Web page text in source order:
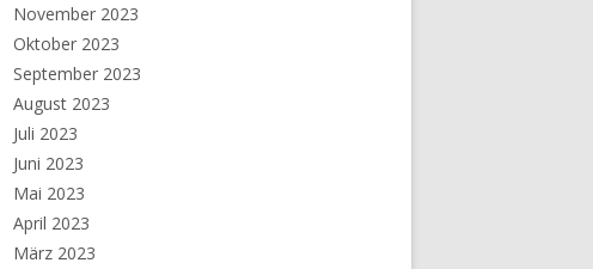
November 2023
Oktober 2023
September 2023
August 2023
Juli 2023
Juni 2023
Mai 2023
April 2023
März 2023